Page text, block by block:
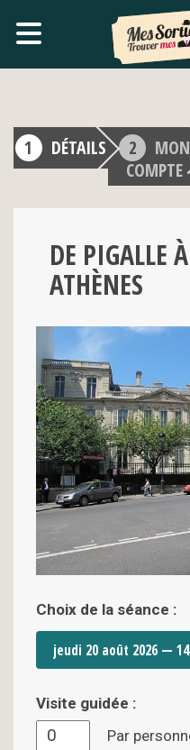
DÉTAILS
MON
COMPTE
DE PIGALLE
ATHÈNES
Choix de la séance :
Visite guidée :
Par